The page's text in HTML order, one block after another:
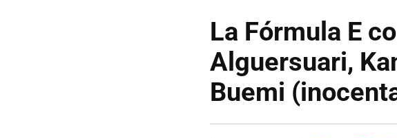
La Fórmula E
Alguersuari,
Buemi